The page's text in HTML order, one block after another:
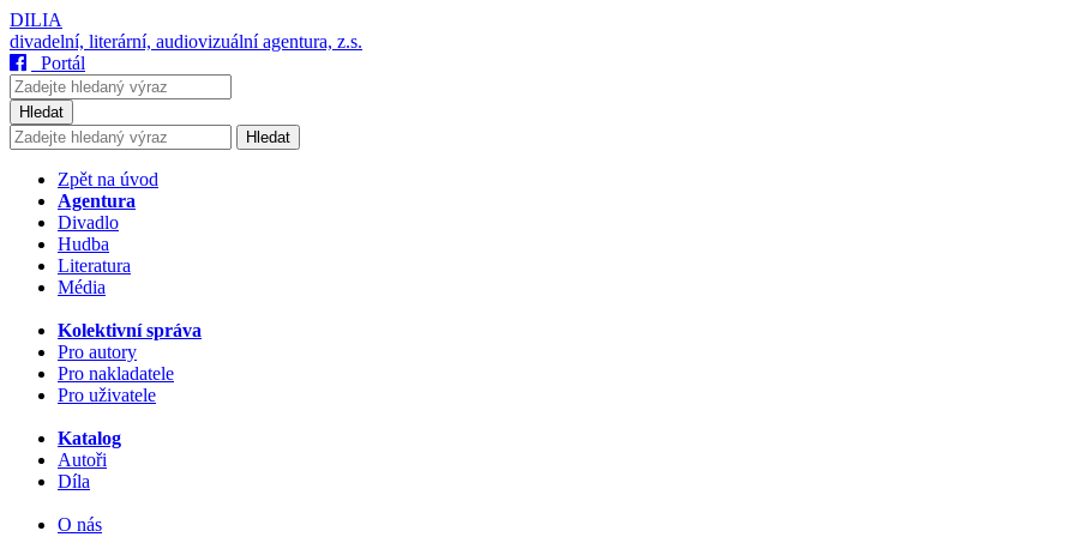
DILIA
divadelní, literární, audiovizuální agentura, z.s.
Portál
Hledat
Hledat
Zpět na úvod
Agentura
Divadlo
Hudba
Literatura
Média
Kolektivní správa
Pro autory
Pro nakladatele
Pro uživatele
Katalog
Autoři
Díla
O nás